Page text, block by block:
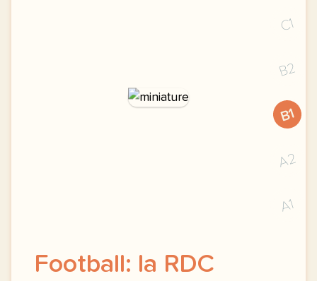
C1
B2
B1
A2
A1
Football: la RDC